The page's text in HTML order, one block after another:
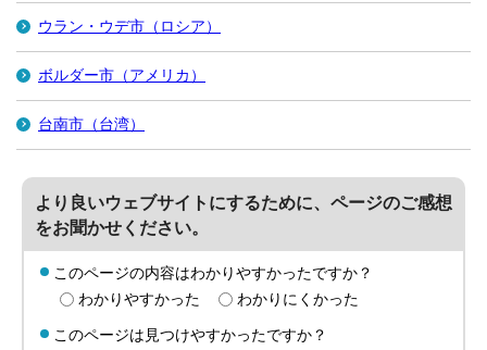
ウラン・ウデ市（ロシア）
ボルダー市（アメリカ）
台南市（台湾）
より良いウェブサイトにするために、ページのご感想
をお聞かせください。
このページの内容はわかりやすかったですか？
わかりやすかった
わかりにくかった
このページは見つけやすかったですか？